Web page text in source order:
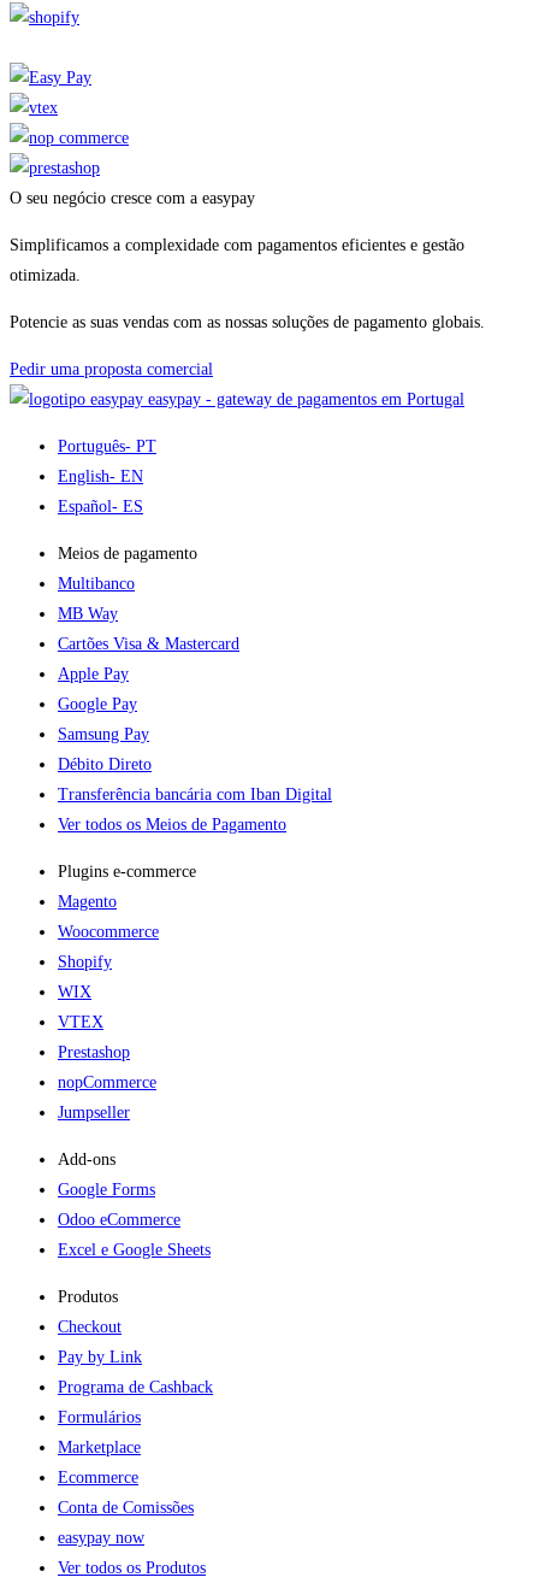
O seu negócio cresce com a easypay
Simplificamos a complexidade com pagamentos eficientes e gestão
otimizada.
Potencie as suas vendas com as nossas soluções de pagamento globais.
Pedir uma proposta comercial
easypay - gateway de pagamentos em Portugal
Português- PT
English- EN
Español- ES
Meios de pagamento
Multibanco
MB Way
Cartões Visa & Mastercard
Apple Pay
Google Pay
Samsung Pay
Débito Direto
Transferência bancária com Iban Digital
Ver todos os Meios de Pagamento
Plugins e-commerce​
Magento
Woocommerce
Shopify
WIX
VTEX
Prestashop
nopCommerce
Jumpseller
Add-ons​
Google Forms
Odoo eCommerce
Excel e Google Sheets
Produtos
Checkout
Pay by Link
Programa de Cashback
Formulários
Marketplace
Ecommerce
Conta de Comissões
easypay now
Ver todos os Produtos